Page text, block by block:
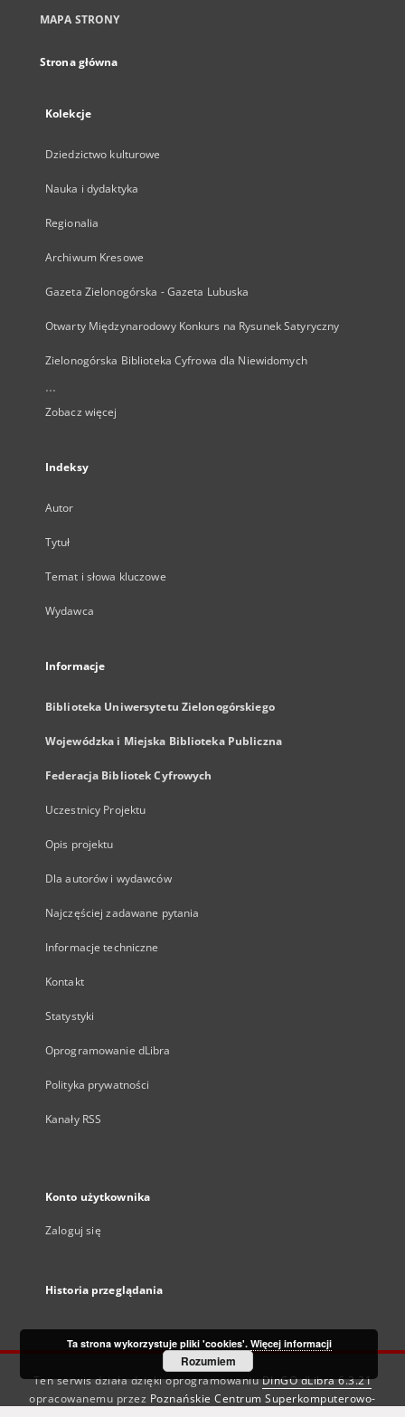
MAPA STRONY
Strona główna
Kolekcje
Dziedzictwo kulturowe
Nauka i dydaktyka
Regionalia
Archiwum Kresowe
Gazeta Zielonogórska - Gazeta Lubuska
Otwarty Międzynarodowy Konkurs na Rysunek Satyryczny
Zielonogórska Biblioteka Cyfrowa dla Niewidomych
...
Zobacz więcej
Indeksy
Autor
Tytuł
Temat i słowa kluczowe
Wydawca
Informacje
Biblioteka Uniwersytetu Zielonogórskiego
Wojewódzka i Miejska Biblioteka Publiczna
Federacja Bibliotek Cyfrowych
Uczestnicy Projektu
Opis projektu
Dla autorów i wydawców
Najczęściej zadawane pytania
Informacje techniczne
Kontakt
Statystyki
Oprogramowanie dLibra
Polityka prywatności
Kanały RSS
Konto użytkownika
Zaloguj się
Historia przeglądania
Ten serwis działa dzięki oprogramowaniuDInGO dLibra 6.3.21
opracowanemu przez Poznańskie Centrum Superkomputerowo-
Ta strona wykorzystuje pliki 'cookies'. Więcej informacji
Rozumiem